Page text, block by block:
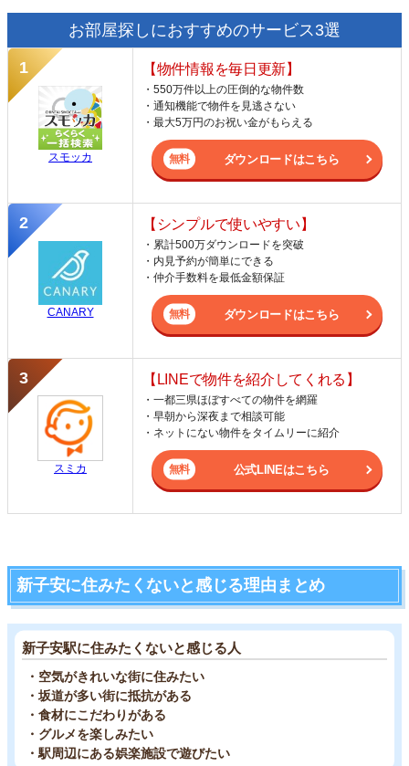
お部屋探しにおすすめのサービス3選
スモッカ
【物件情報を毎日更新】
・550万件以上の圧倒的な物件数
・通知機能で物件を見逃さない
・最大5万円のお祝い金がもらえる
ダウンロードはこちら
CANARY
【シンプルで使いやすい】
・累計500万ダウンロードを突破
・内見予約が簡単にできる
・仲介手数料を最低金額保証
ダウンロードはこちら
スミカ
【LINEで物件を紹介してくれる】
・一都三県ほぼすべての物件を網羅
・早朝から深夜まで相談可能
・ネットにない物件をタイムリーに紹介
公式LINEはこちら
新子安に住みたくないと感じる理由まとめ
新子安駅に住みたくないと感じる人
・空気がきれいな街に住みたい
・坂道が多い街に抵抗がある
・食材にこだわりがある
・グルメを楽しみたい
・駅周辺にある娯楽施設で遊びたい